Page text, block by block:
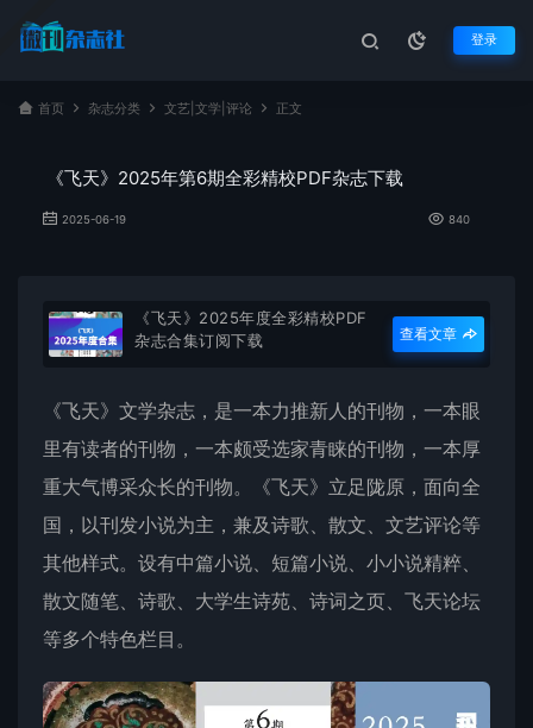
登录
首页 杂志分类 文艺|文学|评论 正文
《飞天》2025年第6期全彩精校PDF杂志下载
2025-06-19 840
《飞天》2025年度全彩精校PDF
杂志合集订阅下载
查看文章
《飞天》文学杂志，是一本力推新人的刊物，一本眼
里有读者的刊物，一本颇受选家青睐的刊物，一本厚
重大气博采众长的刊物。《飞天》立足陇原，面向全
国，以刊发小说为主，兼及诗歌、散文、文艺评论等
其他样式。设有中篇小说、短篇小说、小小说精粹、
散文随笔、诗歌、大学生诗苑、诗词之页、飞天论坛
等多个特色栏目。